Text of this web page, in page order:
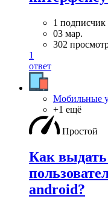
1 подписчик
03 мар.
302
1
ответ
Мобильные
+1 ещё
Простой
Как
android?